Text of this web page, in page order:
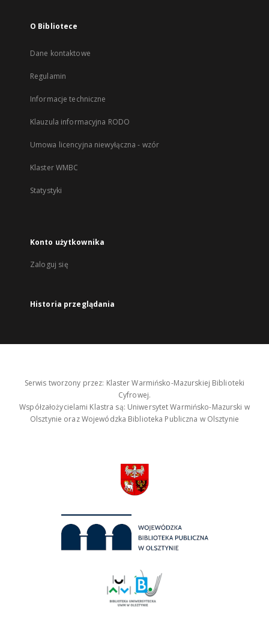
O Bibliotece
Dane kontaktowe
Regulamin
Informacje techniczne
Klauzula informacyjna RODO
Umowa licencyjna niewyłączna - wzór
Klaster WMBC
Statystyki
Konto użytkownika
Zaloguj się
Historia przeglądania
Serwis tworzony przez: Klaster Warmińsko-Mazurskiej Biblioteki
Cyfrowej.
Współzałożycielami Klastra są: Uniwersytet Warmińsko-Mazurski w
Olsztynie oraz Wojewódzka Biblioteka Publiczna w Olsztynie